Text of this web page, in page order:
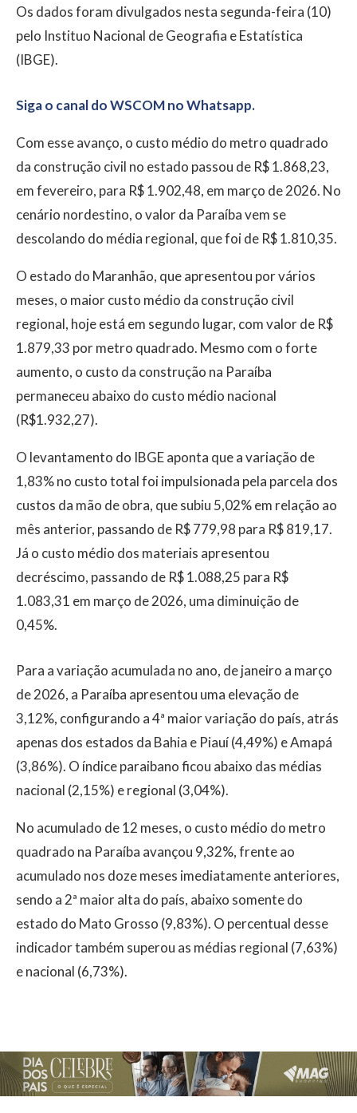
Os dados foram divulgados nesta segunda-feira (10)
pelo Instituo Nacional de Geografia e Estatística
(IBGE).
Siga o canal do WSCOM no Whatsapp.
Com esse avanço, o custo médio do metro quadrado
da construção civil no estado passou de R$ 1.868,23,
em fevereiro, para R$ 1.902,48, em março de 2026. No
cenário nordestino, o valor da Paraíba vem se
descolando do média regional, que foi de R$ 1.810,35.
O estado do Maranhão, que apresentou por vários
meses, o maior custo médio da construção civil
regional, hoje está em segundo lugar, com valor de R$
1.879,33 por metro quadrado. Mesmo com o forte
aumento, o custo da construção na Paraíba
permaneceu abaixo do custo médio nacional
(R$1.932,27).
O levantamento do IBGE aponta que a variação de
1,83% no custo total foi impulsionada pela parcela dos
custos da mão de obra, que subiu 5,02% em relação ao
mês anterior, passando de R$ 779,98 para R$ 819,17.
Já o custo médio dos materiais apresentou
decréscimo, passando de R$ 1.088,25 para R$
1.083,31 em março de 2026, uma diminuição de
0,45%.
Para a variação acumulada no ano, de janeiro a março
de 2026, a Paraíba apresentou uma elevação de
3,12%, configurando a 4ª maior variação do país, atrás
apenas dos estados da Bahia e Piauí (4,49%) e Amapá
(3,86%). O índice paraibano ficou abaixo das médias
nacional (2,15%) e regional (3,04%).
No acumulado de 12 meses, o custo médio do metro
quadrado na Paraíba avançou 9,32%, frente ao
acumulado nos doze meses imediatamente anteriores,
sendo a 2ª maior alta do país, abaixo somente do
estado do Mato Grosso (9,83%). O percentual desse
indicador também superou as médias regional (7,63%)
e nacional (6,73%).